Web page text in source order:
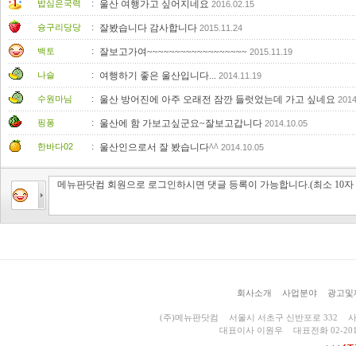
밥심은국력 : 울산 여행가고 싶어지네요 2016.02.15
슝구리당당 : 잘봤습니다 감사합니다 2015.11.24
백토 : 잘보고가여~~~~~~~~~~~~~~~~~~ 2015.11.19
나슬 : 여행하기 좋은 울산입니다... 2014.11.19
수원마님 : 울산 방어진에 아주 오래전 잠깐 들럿었는데 가고 싶네요
핑퐁 : 울산에 함 가보고싶군요~잘보고갑니다 2014.10.05
한바다02 : 울산인으로서 잘 봤습니다^^ 2014.10.05
회사소개 사업분야 광고및
(주)메뉴판닷컴 서울시 서초구 신반포로 332
대표이사 이원우
대표전화 02-